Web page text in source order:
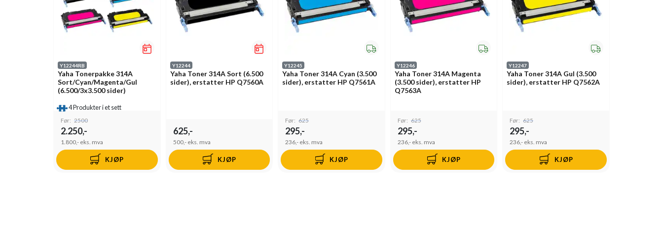
Y12244RB
Yaha Tonerpakke 314A
Sort/Cyan/Magenta/Gul
(6.500/3x3.500 sider)
4 Produkter i et sett
Før: 2500
2.250,-
1.800,- eks. mva
KJØP
Y12244
Yaha Toner 314A Sort (6.500
sider), erstatter HP Q7560A
625,-
500,- eks. mva
KJØP
Y12245
Yaha Toner 314A Cyan (3.500
sider), erstatter HP Q7561A
Før: 625
295,-
236,- eks. mva
KJØP
Y12246
Yaha Toner 314A Magenta
(3.500 sider), erstatter HP
Q7563A
Før: 625
295,-
236,- eks. mva
KJØP
Y12247
Yaha Toner 314A Gul (3.500
sider), erstatter HP Q7562A
Før: 625
295,-
236,- eks. mva
KJØP